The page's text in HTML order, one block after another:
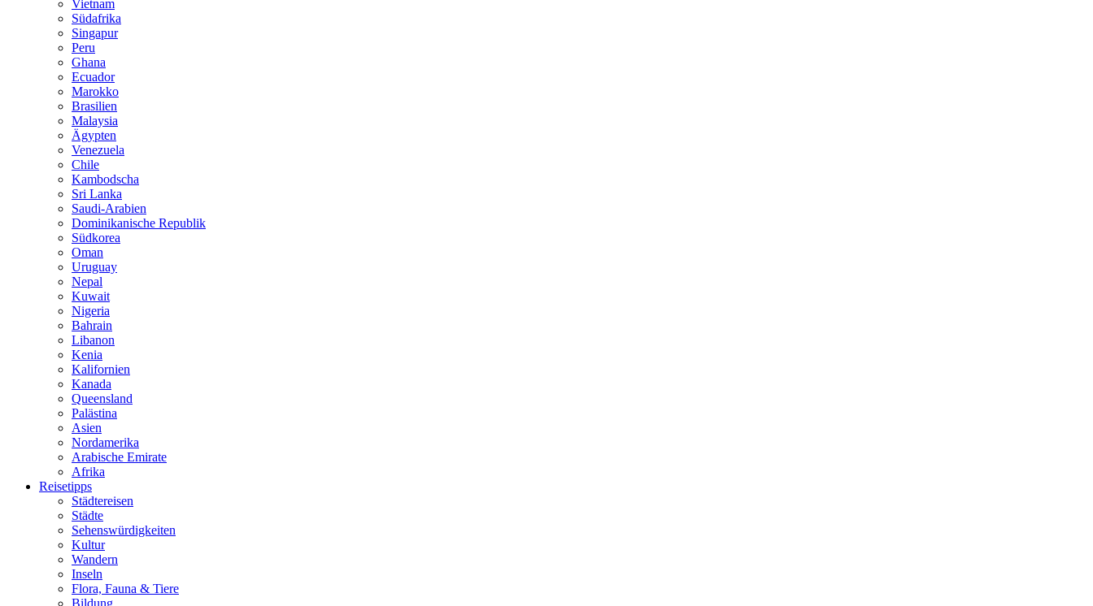
Vietnam
Südafrika
Singapur
Peru
Ghana
Ecuador
Marokko
Brasilien
Malaysia
Ägypten
Venezuela
Chile
Kambodscha
Sri Lanka
Saudi-Arabien
Dominikanische Republik
Südkorea
Oman
Uruguay
Nepal
Kuwait
Nigeria
Bahrain
Libanon
Kenia
Kalifornien
Kanada
Queensland
Palästina
Asien
Nordamerika
Arabische Emirate
Afrika
Reisetipps
Städtereisen
Städte
Sehenswürdigkeiten
Kultur
Wandern
Inseln
Flora, Fauna & Tiere
Bildung